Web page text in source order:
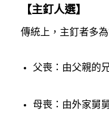
【主釘人選】
傳統上，主釘者多
父喪：由父親的
母喪：由外家舅